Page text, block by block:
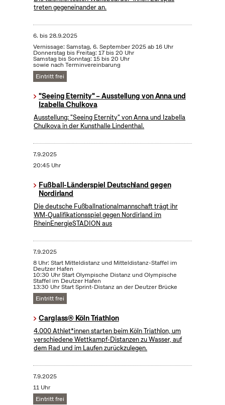
treten gegeneinander an.
6. bis28.9.2025
Vernissage: Samstag, 6. September 2025 ab 16 Uhr
Donnerstag bis Freitag: 17 bis 20 Uhr
Samstag bis Sonntag: 15 bis 20 Uhr
sowie nach Terminvereinbarung
Eintritt frei
"Seeing Eternity" – Ausstellung von Anna und
Izabella Chulkova
Ausstellung: "Seeing Eternity" von Anna und Izabella
Chulkova in der Kunsthalle Lindenthal.
7.9.2025
20:45 Uhr
Fußball-Länderspiel Deutschland gegen
Nordirland
Die deutsche Fußballnationalmannschaft trägt ihr
WM-Qualifikationsspiel gegen Nordirland im
RheinEnergieSTADION aus
7.9.2025
8 Uhr: Start Mitteldistanz und Mitteldistanz-Staffel im
Deutzer Hafen
10:30 Uhr Start Olympische Distanz und Olympische
Staffel im Deutzer Hafen
13:30 Uhr Start Sprint-Distanz an der Deutzer Brücke
Eintritt frei
Carglass® Köln Triathlon
4.000 Athlet*innen starten beim Köln Triathlon, um
verschiedene Wettkampf-Distanzen zu Wasser, auf
dem Rad und im Laufen zurückzulegen.
7.9.2025
11 Uhr
Eintritt frei